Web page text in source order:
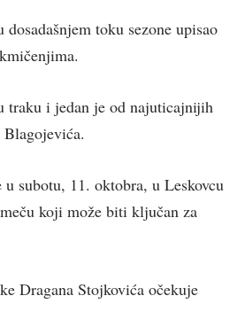
dosadašnjem toku sezone upisao
traku i jedan je od najuticajnijih
u subotu, 11. oktobra, u Leskovcu
koji može biti ključan za
Dragana Stojkovića očekuje